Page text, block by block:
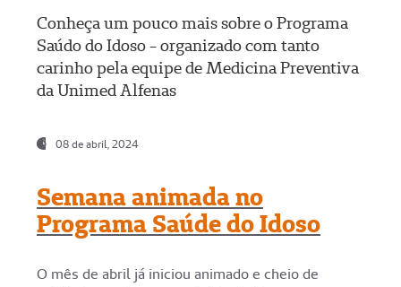
Conheça um pouco mais sobre o Programa
Saúdo do Idoso - organizado com tanto
carinho pela equipe de Medicina Preventiva
da Unimed Alfenas
08 de abril, 2024
Semana animada no
Programa Saúde do Idoso
O mês de abril já iniciou animado e cheio de